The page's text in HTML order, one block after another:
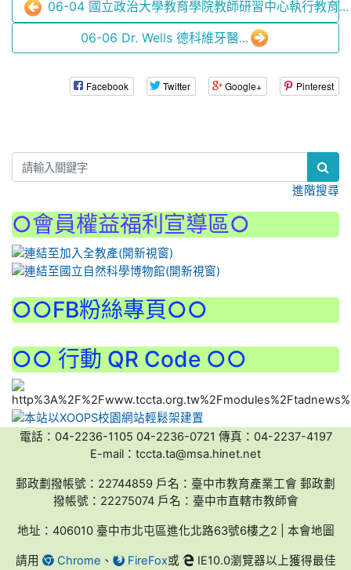
06-04 國立政治大學教育學院教師研習中心執行教育...
06-06 Dr. Wells 德科維牙醫...
Facebook Twitter Google+ Pinterest
進階搜尋
○會員權益福利宣導區○
○○FB粉絲專頁○○
○○ 行動 QR Code ○○
電話：04-2236-1105 04-2236-0721 傳真：04-2237-4197
E-mail：tccta.ta@msa.hinet.net
郵政劃撥帳號：22744859 戶名：臺中市教育產業工會 郵政劃
撥帳號：22275074 戶名：臺中市直轄市教師會
地址：406010 臺中市北屯區進化北路63號6樓之2 | 本會地圖
請用 Chrome 、 FireFox或
IE10.0瀏覽器以上獲得最佳